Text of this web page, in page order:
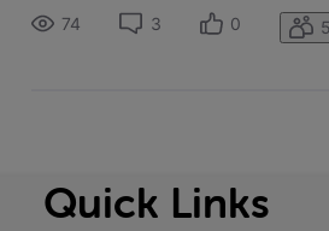
constater à la lecture du forum que je
malheureusem
74 3 0 5
Quick Links